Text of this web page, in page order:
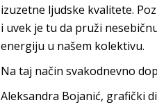
izuzetne ljudske kvalitete.
i uvek je tu da pruži
energiju u našem kolektivu.
Na taj način svakodnevno
Aleksandra Bojanić, grafički